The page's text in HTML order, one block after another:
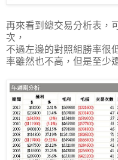
再來看到總交易分析表，
次，
不過左邊的對照組勝率很
率雖然也不高，但是至少